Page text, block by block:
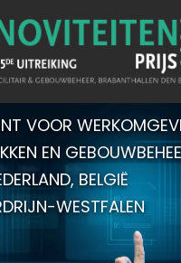
VOOR
EN
BELGIË
WESTFALEN